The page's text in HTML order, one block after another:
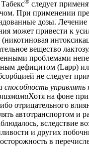
следует
При применении
дозы. Лечение
может привести к
(никотиновая
вещество
проблемами
дефицитом (Lapp)
не следует
способность
Хотя на фоне
отрицательного
автотранспортом и
вследствие
и других
в